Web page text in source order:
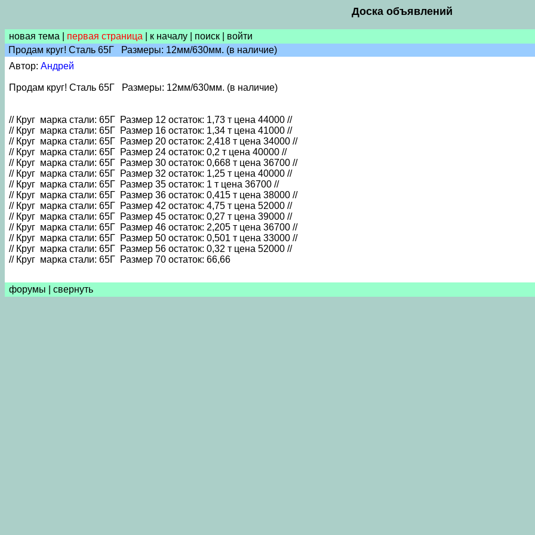
Доска объявлений
новая тема первая страница к началу поиск войти
Продам круг! Сталь 65Г Размеры: 12мм/630мм. (в наличие)
Автор: Андрей
Продам круг! Сталь 65Г Размеры: 12мм/630мм. (в наличие)
// Круг марка стали: 65Г Размер 12 остаток: 1,73 т цена 44000 //
// Круг марка стали: 65Г Размер 16 остаток: 1,34 т цена 41000 //
// Круг марка стали: 65Г Размер 20 остаток: 2,418 т цена 34000 //
// Круг марка стали: 65Г Размер 24 остаток: 0,2 т цена 40000 //
// Круг марка стали: 65Г Размер 30 остаток: 0,668 т цена 36700 //
// Круг марка стали: 65Г Размер 32 остаток: 1,25 т цена 40000 //
// Круг марка стали: 65Г Размер 35 остаток: 1 т цена 36700 //
// Круг марка стали: 65Г Размер 36 остаток: 0,415 т цена 38000 //
// Круг марка стали: 65Г Размер 42 остаток: 4,75 т цена 52000 //
// Круг марка стали: 65Г Размер 45 остаток: 0,27 т цена 39000 //
// Круг марка стали: 65Г Размер 46 остаток: 2,205 т цена 36700 //
// Круг марка стали: 65Г Размер 50 остаток: 0,501 т цена 33000 //
// Круг марка стали: 65Г Размер 56 остаток: 0,32 т цена 52000 //
// Круг марка стали: 65Г Размер 70 остаток: 66,66
форумы свернуть